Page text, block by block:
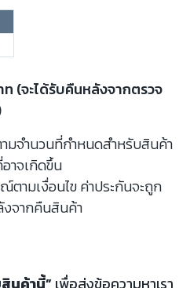
(จะได้รับคืนหลังจากตรวจ
ามจำนวนที่กำหนดสำหรับสินค้า
าจเกิดขึ้น
ามเงื่อนไข ค่าประกันจะถูก
งจากคืนสินค้า
นค้านี้”เพื่อส่งข้อความหาเรา